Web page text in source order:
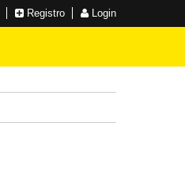
Registro Login